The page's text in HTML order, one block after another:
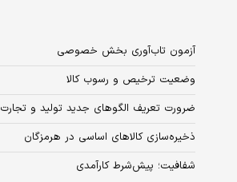
آزمون تاب‌آوری بخش خصوصی
وضعیت ترخیص و رسوب کالا
ضرورت تعریف الگوهای جدید تولید و تجارت
ذخیره‌سازی کالاهای اساسی در هرمزگان
شفافیت؛ پیش‌شرط کارآمدی